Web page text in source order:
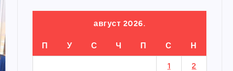
август 2026.
П У С Ч П С Н
1 2